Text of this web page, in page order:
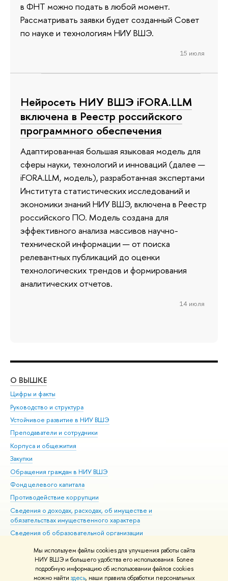
Мы используем файлы cookies для улучшения работы сайта
НИУ ВШЭ и большего удобства его использования. Более
подробную информацию об использовании файлов cookies
можно найти здесь, наши правила обработки персональных
в ФНТ можно подать в любой момент.
Рассматривать заявки будет созданный Совет
по науке и технологиям НИУ ВШЭ.
15 июля
Нейросеть НИУ ВШЭ iFORA.LLM
включена в Реестр российского
программного обеспечения
Адаптированная большая языковая модель для
сферы науки, технологий и инноваций (далее —
iFORA.LLM, модель), разработанная экспертами
Института статистических исследований и
экономики знаний НИУ ВШЭ, включена в Реестр
российского ПО. Модель создана для
эффективного анализа массивов научно-
технической информации — от поиска
релевантных публикаций до оценки
технологических трендов и формирования
аналитических отчетов.
14 июля
О ВЫШКЕ
Цифры и факты
Руководство и структура
Устойчивое развитие в НИУ ВШЭ
Преподаватели и сотрудники
Корпуса и общежития
Закупки
Обращения граждан в НИУ ВШЭ
Фонд целевого капитала
Противодействие коррупции
Сведения о доходах, расходах, об имуществе и
обязательствах имущественного характера
Сведения об образовательной организации
Людям с ограниченными возможностями здоровья
Единая платежная страница
Работа в Вышке